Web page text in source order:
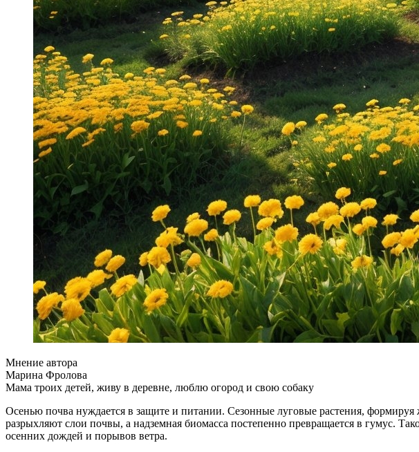
Мнение автора
Марина Фролова
Мама троих детей, живу в деревне, люблю огород и свою собаку
Осенью почва нуждается в защите и питании. Сезонные луговые растения,
разрыхляют слои почвы, а надземная биомасса постепенно превращается в гумус.
осенних дождей и порывов ветра.